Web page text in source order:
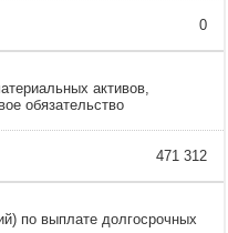
0
активов,
обязательство
471 312
по выплате долгосрочных